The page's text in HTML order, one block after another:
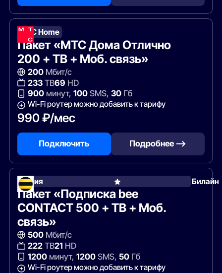
МТС Home
Пакет «МТС Дома Отлично
200 + ТВ + Моб. связь»
200Мбит/с
233ТВ69 HD
900минут, 100SMS, 30Гб
Wi-Fi роутер можно добавить к тарифу
990 ₽/мес
Подключить Подробнее —>
Акция Билайн
Пакет «Подписка bee
CONTACT 500 + ТВ + Моб.
связь»
500Мбит/с
222ТВ21 HD
1200минут, 1200SMS, 50Гб
Wi-Fi роутер можно добавить к тарифу